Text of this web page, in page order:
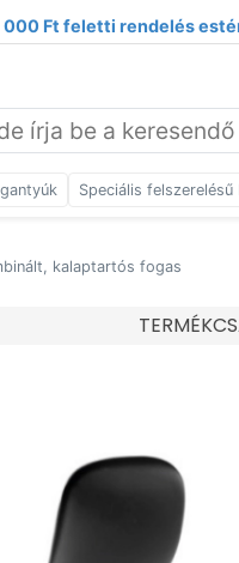
000 Ft feletti rendelés
Speciális
kalaptartós fogas